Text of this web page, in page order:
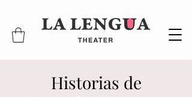
Historias de